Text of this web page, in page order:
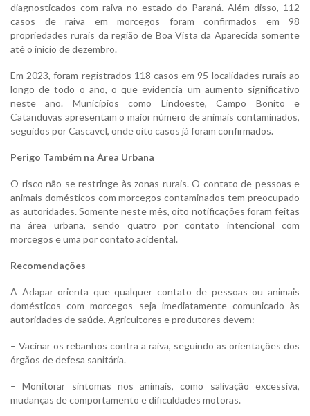
diagnosticados com raiva no estado do Paraná. Além disso, 112
casos de raiva em morcegos foram confirmados em 98
propriedades rurais da região de Boa Vista da Aparecida somente
até o início de dezembro.
Em 2023, foram registrados 118 casos em 95 localidades rurais ao
longo de todo o ano, o que evidencia um aumento significativo
neste ano. Municípios como Lindoeste, Campo Bonito e
Catanduvas apresentam o maior número de animais contaminados,
seguidos por Cascavel, onde oito casos já foram confirmados.
Perigo Também na Área Urbana
O risco não se restringe às zonas rurais. O contato de pessoas e
animais domésticos com morcegos contaminados tem preocupado
as autoridades. Somente neste mês, oito notificações foram feitas
na área urbana, sendo quatro por contato intencional com
morcegos e uma por contato acidental.
Recomendações
A Adapar orienta que qualquer contato de pessoas ou animais
domésticos com morcegos seja imediatamente comunicado às
autoridades de saúde. Agricultores e produtores devem:
– Vacinar os rebanhos contra a raiva, seguindo as orientações dos
órgãos de defesa sanitária.
– Monitorar sintomas nos animais, como salivação excessiva,
mudanças de comportamento e dificuldades motoras.